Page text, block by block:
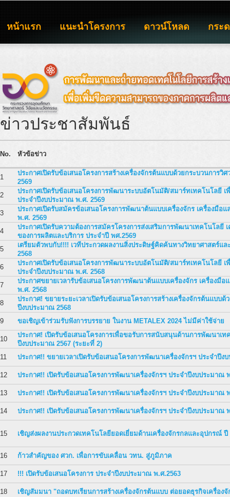
หน้าแรก แนะนำโครงการ ดาวน์โหลด กระ
ข่าวประชาสัมพันธ์
No. หัวข้อข่าว
1
ประกาศเปิดรับข้อเสนอโครงการสร้างเครื่องจักรต้นแบบด้วยกระบวนการ
2569
2
ประกาศเปิดรับข้อเสนอโครงการพัฒนาระบบอัตโนมัติ/สมาร์ทเทคโนโลยี
ประจำปีงบประมาณ พ.ศ. 2569
3
ประกาศเปิดรับสมัครข้อเสนอโครงการพัฒนาต้นแบบเครื่องจักร เครื่องมื
พ.ศ. 2569
4
ประกาศเปิดรับความต้องการสมัครโครงการส่งเสริมการพัฒนาเทคโนโลยี
ของการผลิตและบริการ ประจำปี พศ.2569
5
เตรียมตัวพบกับ!!!! เวทีประกวดผลงานสิ่งประดิษฐ์คิดค้นทางวิทยาศาสตร์แ
2568
6
ประกาศเปิดรับข้อเสนอโครงการพัฒนาระบบอัตโนมัติ/สมาร์ทเทคโนโลยี
ประจำปีงบประมาณ พ.ศ. 2568
7
ประกาศขยายเวลารับข้อเสนอโครงการพัฒนาต้นแบบเครื่องจักร เครื่อง
พ.ศ. 2568
8
ประกาศ! ขยายระยะเวลาเปิดรับข้อเสนอโครงการสร้างเครื่องจักรต้นแบบ
ปีงบประมาณ 2568
9
ขอเชิญเข้าร่วมรับฟังการบรรยาย ในงาน METALEX 2024 ไม่มีค่าใช้จ่าย
10
ประกาศ! เปิดรับข้อเสนอโครงการเพื่อขอรับการสนับสนุนด้านการพัฒนาเ
ปีงบประมาณ 2567 (ระยะที่ 2)
11
ประกาศ!! ขยายเวลาเปิดรับข้อเสนอโครงการพัฒนาเครื่องจักรฯ ประจำปีง
12 ประกาศ!! เปิดรับข้อเสนอโครงการพัฒนาเครื่องจักรฯ ประจำปีงบประมาณ
13 ประกาศ!! เปิดรับข้อเสนอโครงการพัฒนาเครื่องจักรฯ ประจำปีงบประมาณ
14 ประกาศ!! เปิดรับข้อเสนอโครงการพัฒนาเครื่องจักรฯ ประจำปีงบประมาณ
15 เชิญส่งผลงานประกวดเทคโนโลยียอดเยี่ยมด้านเครื่องจักรกลและอุปกรณ์ ปี
16 ก้าวสำคัญของ ศวก. เพื่อการขับเคลื่อน วทน. สู่ภูมิภาค
17 !!! เปิดรับข้อเสนอโครงการ ประจำปีงบประมาณ พ.ศ.2563
18 เชิญสัมมนา "ถอดบทเรียนการสร้างเครื่องจักรต้นแบบ ต่อยอดธุรกิจเครื่อ